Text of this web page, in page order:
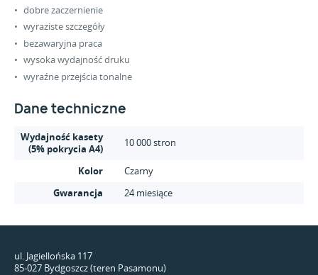
dobre zaczernienie
wyraziste szczegóły
bezawaryjna praca
wysoka wydajność druku
wyraźne przejścia tonalne
Dane techniczne
Wydajność kasety
(5% pokrycia A4)
10 000 stron
Kolor
Czarny
Gwarancja
24 miesiące
ul. Jagiellońska 117
85-027 Bydgoszcz (teren Pasamonu)